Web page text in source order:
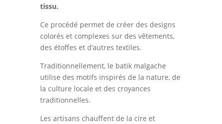
tissu.
Ce procédé permet de créer des designs
colorés et complexes sur des vêtements,
des étoffes et d’autres textiles.
Traditionnellement, le batik malgache
utilise des motifs inspirés de la nature, de
la culture locale et des croyances
traditionnelles.
Les artisans chauffent de la cire et